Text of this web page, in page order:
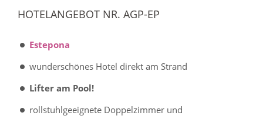
HOTELANGEBOT NR. AGP-EP
Estepona
wunderschönes Hotel direkt am Strand
Lifter am Pool!
rollstuhlgeeignete Doppelzimmer und